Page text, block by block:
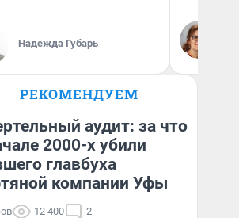
Надежда Губарь
РЕКОМЕНДУЕМ
аудит: за что
2000-х убили
главбуха
компании Уфы
12 400 2